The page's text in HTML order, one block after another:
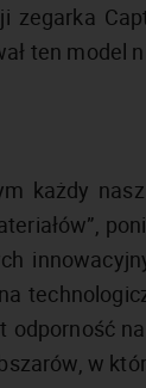
zegarka
ten model
każdy
w